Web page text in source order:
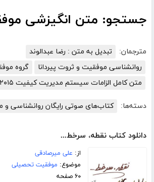
جستجو: متن انگیزشی
مترجمان:
تبدیل به متن : رضا عبدالوند
روانشناسی موفقیت و ثروت پیردانا
گروه
متن کامل الزامات سیستم مدیریت کیفیت ISO۹۰۰۱_۲۰۱۵
دسته‌ها: کتاب‌های صوتی رایگان روانشناسی و
دانلود کتاب نقطه، سرخط...
از: علی میرصادقی
موضوع: موفقیت تحصیلی
۶۰ صفحه